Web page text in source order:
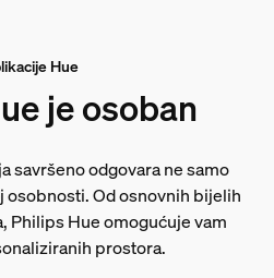
Hue
je osoban
savršeno odgovara ne samo
osobnosti. Od osnovnih bijelih
Philips Hue omogućuje vam
prostora.